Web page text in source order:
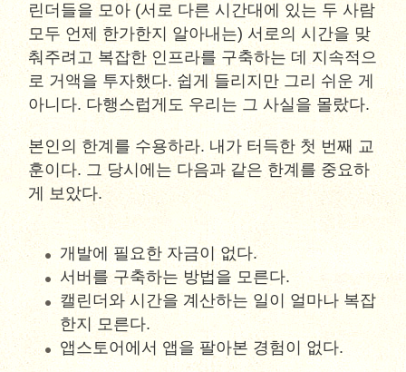
린더들을 모아 (서로 다른 시간대에 있는 두 사람
모두 언제 한가한지 알아내는) 서로의 시간을 맞
춰주려고 복잡한 인프라를 구축하는 데 지속적으
로 거액을 투자했다. 쉽게 들리지만 그리 쉬운 게
아니다. 다행스럽게도 우리는 그 사실을 몰랐다.
본인의 한계를 수용하라. 내가 터득한 첫 번째 교
훈이다. 그 당시에는 다음과 같은 한계를 중요하
게 보았다.
개발에 필요한 자금이 없다.
서버를 구축하는 방법을 모른다.
캘린더와 시간을 계산하는 일이 얼마나 복잡
한지 모른다.
앱스토어에서 앱을 팔아본 경험이 없다.